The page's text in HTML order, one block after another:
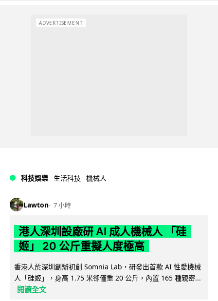
ADVERTISEMENT
科技娛樂 生活科技 機械人
Lawton 7 小時
港人深圳設廠研 AI 成人機械人 「硅
姬」 20 公斤重擬人度極高
香港人於深圳創辦初創 Somnia Lab，研發出首款 AI 性愛機械
人「硅姬」，身高 1.75 米卻僅重 20 公斤，內置 165 種親密...
閱讀全文